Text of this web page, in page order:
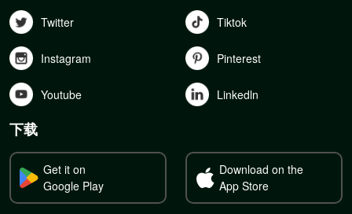
Twitter Tiktok
Instagram Pinterest
Youtube Linkedln
下载
Get it on
Google Play
Download on the
App Store